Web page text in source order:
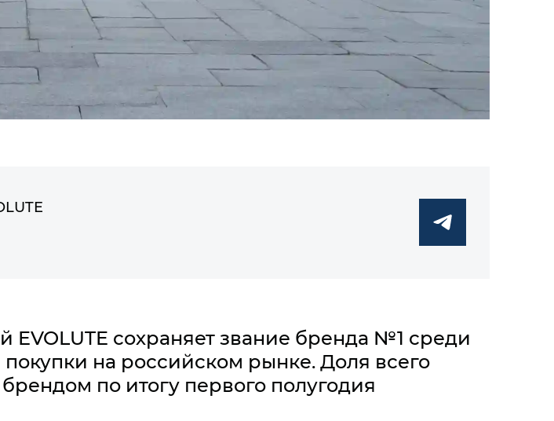
сохраняет звание бренда №1 среди
покупки на российском рынке. Доля всего
по итогу первого полугодия